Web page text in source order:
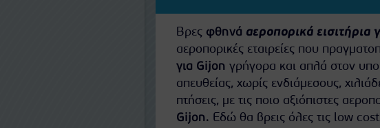
Βρες φθηνά αεροπορικά εισιτήρια
αεροπορικές εταιρείες που
για Gijon γρήγορα και απλά στον
απευθείας, χωρίς ενδιάμεσους,
πτήσεις, με τις ποιο αξιόπιστες
Gijon. Εδώ θα βρεις όλες τις low